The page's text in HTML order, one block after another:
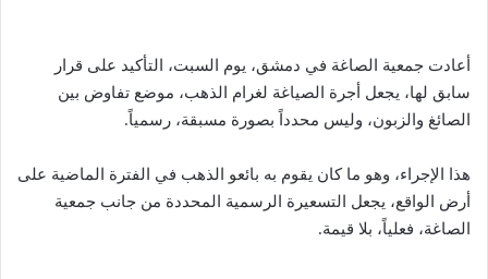
أعادت جمعية الصاغة في دمشق، يوم السبت، التأكيد على قرار
سابق لها، يجعل أجرة الصياغة لغرام الذهب، موضع تفاوض بين
الصائغ والزبون، وليس محدداً بصورة مسبقة، رسمياً.
هذا الإجراء، وهو ما كان يقوم به بائعو الذهب في الفترة الماضية على
أرض الواقع، يجعل التسعيرة الرسمية المحددة من جانب جمعية
الصاغة، فعلياً، بلا قيمة.